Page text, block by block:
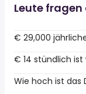
Leute fragen
€ 29,000
€ 14 stündlich ist
Wie hoch ist das